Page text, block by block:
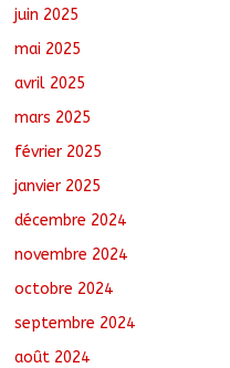
juin 2025
mai 2025
avril 2025
mars 2025
février 2025
janvier 2025
décembre 2024
novembre 2024
octobre 2024
septembre 2024
août 2024